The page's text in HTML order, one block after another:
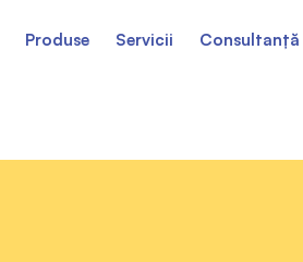
Produse Servicii Consultanță